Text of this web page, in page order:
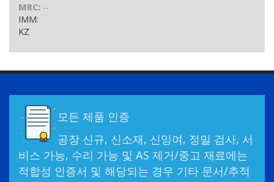
MRC: --
IMM:
KZ
모든 제품 인증
공장 신규, 신소재, 신잉여, 정밀 검사, 서
비스 가능, 수리 가능 및 AS 제거/중고 재료에는
적합성 인증서 및 해당되는 경우 기타 문서/추적